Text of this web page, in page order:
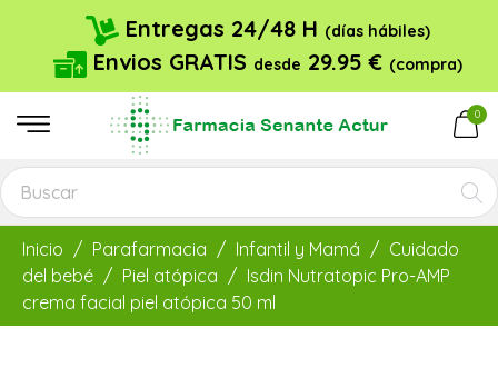
Entregas 24/48 H (días hábiles)
Envios GRATIS desde 29.95 € (compra)
0
Inicio Parafarmacia Infantil y Mamá
Cuidado
del bebé
Piel atópica
Isdin Nutratopic Pro-AMP
crema facial piel atópica 50 ml